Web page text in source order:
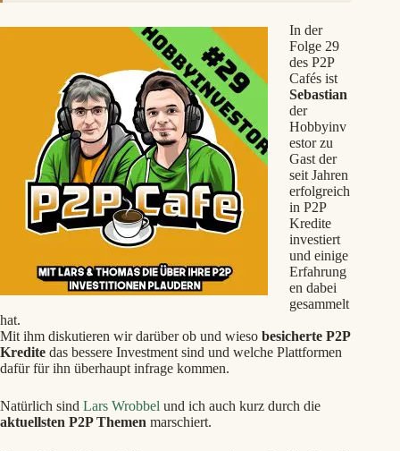
In der
Folge 29
des P2P
Cafés ist
Sebastian
der
Hobbyinv
estor zu
Gast der
seit Jahren
erfolgreich
in P2P
Kredite
investiert
und einige
Erfahrung
en dabei
gesammelt
hat.
Mit ihm diskutieren wir darüber ob und wieso besicherte P2P
Kredite das bessere Investment sind und welche Plattformen
dafür für ihn überhaupt infrage kommen.
Natürlich sind Lars Wrobbel und ich auch kurz durch die
aktuellsten P2P Themen marschiert.